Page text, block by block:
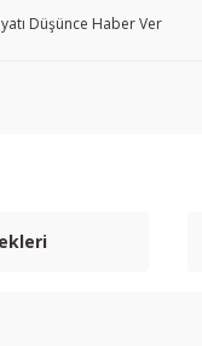
Düşünce Haber Ver